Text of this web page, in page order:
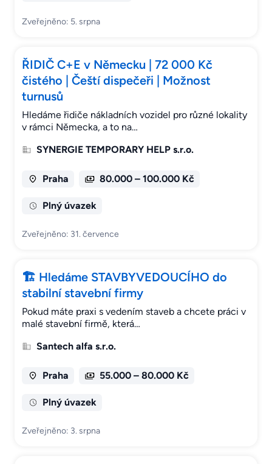
Zveřejněno: 5. srpna
ŘIDIČ C+E v Německu | 72 000 Kč
čistého | Čeští dispečeři | Možnost
turnusů
Hledáme řidiče nákladních vozidel pro různé lokality
v rámci Německa, a to na…
SYNERGIE TEMPORARY HELP s.r.o.
Praha 80.000 – 100.000 Kč
Plný úvazek
Zveřejněno: 31. července
🏗 Hledáme STAVBYVEDOUCÍHO do
stabilní stavební firmy
Pokud máte praxi s vedením staveb a chcete práci v
malé stavební firmě, která…
Santech alfa s.r.o.
Praha 55.000 – 80.000 Kč
Plný úvazek
Zveřejněno: 3. srpna